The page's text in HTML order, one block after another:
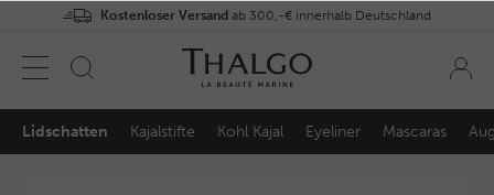
Kostenloser Versand ab 300,-€ innerhalb Deutschland
Lidschatten Eyeliner
Kajalstifte Kohl Kajal Mascaras